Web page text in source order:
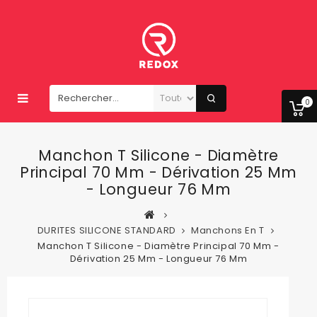
0
Manchon T Silicone - Diamètre
Principal 70 Mm - Dérivation 25 Mm
- Longueur 76 Mm
DURITES SILICONE STANDARD
Manchons En T
Manchon T Silicone - Diamètre Principal 70 Mm -
Dérivation 25 Mm - Longueur 76 Mm